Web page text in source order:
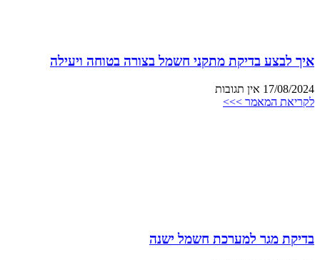
איך לבצע בדיקת מתקני חשמל בצורה בטוחה ויעילה
17/08/2024 אין תגובות
לקריאת המאמר >>>
בדיקת מגר למערכת חשמל ישנה